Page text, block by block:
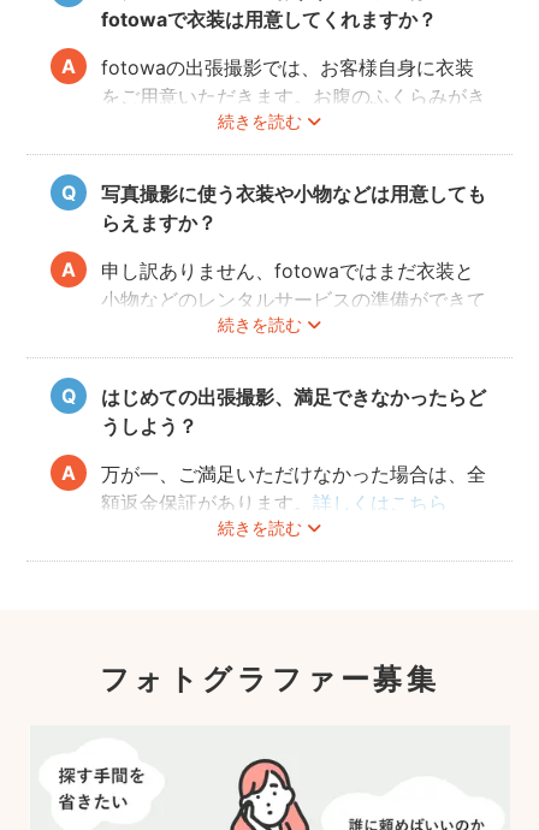
よ。また、何より大事なのは被写体のママと
お腹の赤ちゃんの健康です。当日無理せず撮
影を行えるよう、日々健やかに過ごしていた
だければと思います。
fotowaで衣装は用意してくれますか？
続きを読む
fotowaの出張撮影では、お客様自身に衣装
をご用意いただきます。お腹のふくらみがき
れいに見える薄手のお洋服や、チューブトッ
プにスカート等で、素肌を写すスタイルも人
気です。どうぞお好きな衣装で撮影を楽しん
でくださいね。
写真撮影に使う衣装や小物などは用意しても
らえますか？
続きを読む
申し訳ありません、fotowaではまだ衣装と
小物などのレンタルサービスの準備ができて
おりませんので、お客様ご自身にご用意をお
願いしております。
はじめての出張撮影、満足できなかったらど
うしよう？
続きを読む
万が一、ご満足いただけなかった場合は、全
額返金保証があります。詳しくはこちら
フォトグラファー募集